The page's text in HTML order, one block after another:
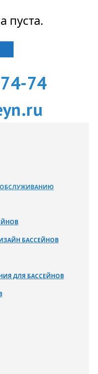
пуста.
74
БАССЕЙНОВ
ДЛЯ БАССЕЙНОВ